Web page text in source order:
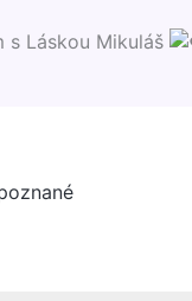
s Láskou Mikuláš